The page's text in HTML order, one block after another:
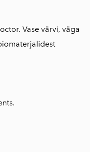
Vase värvi, väga